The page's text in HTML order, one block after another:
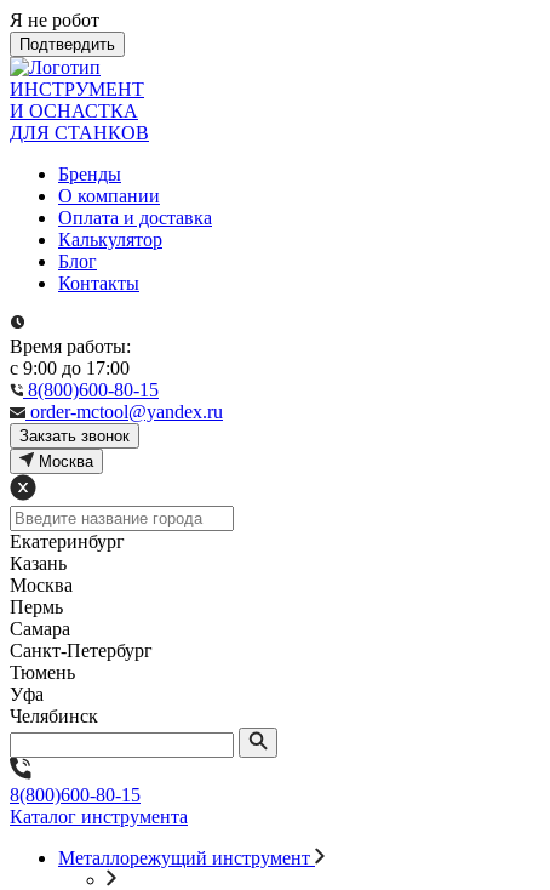
Я не робот
Подтвердить
ИНСТРУМЕНТ
И ОСНАСТКА
ДЛЯ СТАНКОВ
Бренды
О компании
Оплата и доставка
Калькулятор
Блог
Контакты
Время работы:
с 9:00 до 17:00
8(800)600-80-15
order-mctool@yandex.ru
Закзать звонок
Москва
Екатеринбург
Казань
Москва
Пермь
Самара
Санкт-Петербург
Тюмень
Уфа
Челябинск
8(800)600-80-15
Каталог инструмента
Металлорежущий инструмент